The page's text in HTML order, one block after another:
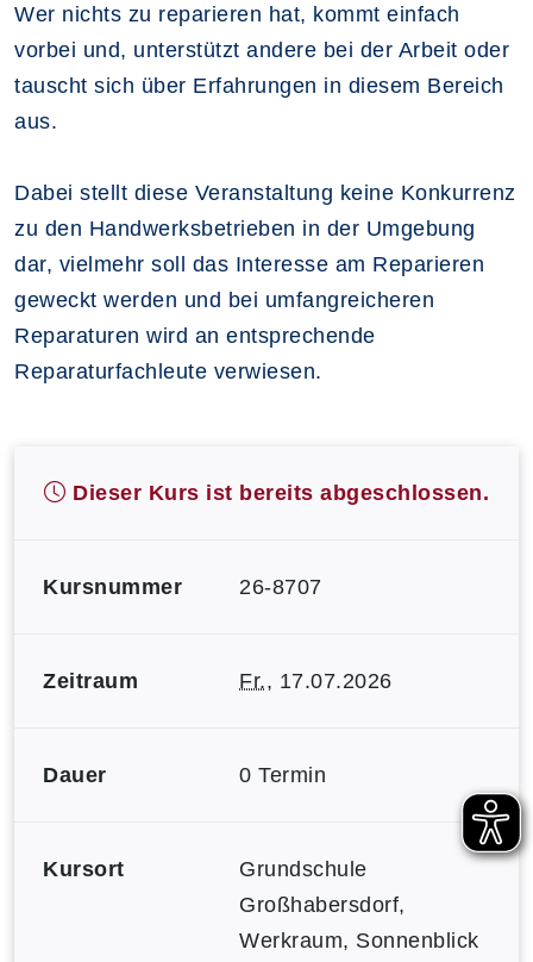
Wer nichts zu reparieren hat, kommt einfach
vorbei und, unterstützt andere bei der Arbeit oder
tauscht sich über Erfahrungen in diesem Bereich
aus.
Dabei stellt diese Veranstaltung keine Konkurrenz
zu den Handwerksbetrieben in der Umgebung
dar, vielmehr soll das Interesse am Reparieren
geweckt werden und bei umfangreicheren
Reparaturen wird an entsprechende
Reparaturfachleute verwiesen.
Dieser Kurs ist bereits abgeschlossen.
Kursnummer 26-8707
Zeitraum Fr., 17.07.2026
Dauer 0 Termin
Kursort
Grundschule
Großhabersdorf,
Werkraum, Sonnenblick